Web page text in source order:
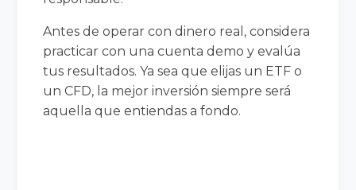
Antes de operar con dinero real, considera
practicar con una cuenta demo y evalúa
tus resultados. Ya sea que elijas un ETF o
un CFD, la mejor inversión siempre será
aquella que entiendas a fondo.